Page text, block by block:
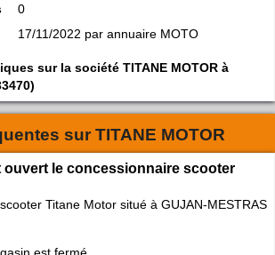
0
17/11/2022 par annuaire MOTO
sur la société TITANE MOTOR à
surTITANE MOTOR
ouvert le concessionnaire scooter
Titane Motor situé à GUJAN-MESTRAS